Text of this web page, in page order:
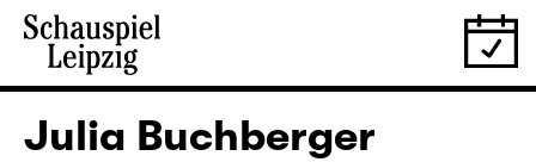
Julia Buchberger